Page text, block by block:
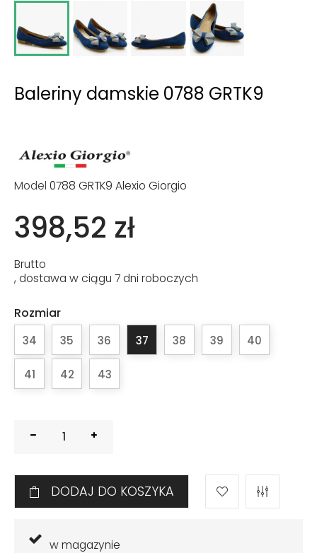
Baleriny damskie 0788 GRTK9
Model 0788 GRTK9 Alexio Giorgio
398,52 zł
Brutto
, dostawa w ciągu 7 dni roboczych
Rozmiar
34 35 36 37 38 39 40
41 42 43
DODAJ DO KOSZYKA
w magazynie